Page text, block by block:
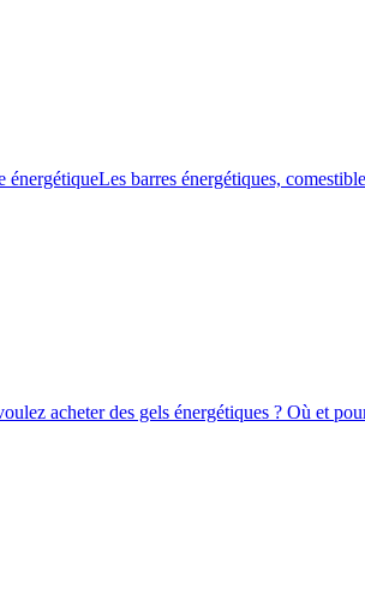
énergétiqueLes barres énergétiques,
acheter des gels énergétiques ? Où et